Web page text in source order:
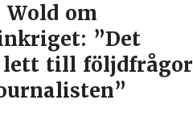
Wold om
”Det
lett till följdfrågor